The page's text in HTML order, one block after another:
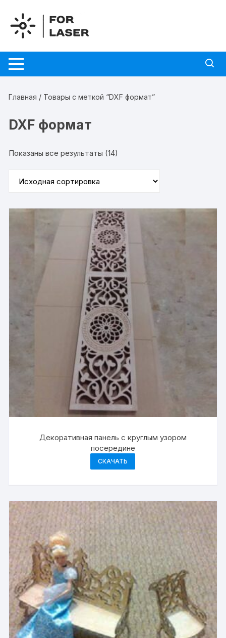
содержимому
Главная / Товары с меткой “DXF формат”
DXF формат
Показаны все результаты (14)
Декоративная панель с круглым узором
посередине
СКАЧАТЬ